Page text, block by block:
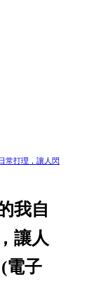
常打理，讓人閃
我自
讓人
電子